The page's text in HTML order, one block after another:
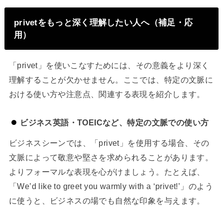
privetをもっと深く理解したい人へ（補足・応
用）
「privet」を使いこなすためには、その意義をより深く
理解することが欠かせません。ここでは、特定の文脈に
おける使い方や注意点、関連する表現を紹介します。
ビジネス英語・TOEICなど、特定の文脈での使い方
ビジネスシーンでは、「privet」を使用する場合、その
文脈によって敬意や堅さを求められることがあります。
よりフォーマルな表現を心がけましょう。たとえば、
「We’d like to greet you warmly with a ‘privet!’」のよう
に使うと、ビジネスの場でも自然な印象を与えます。